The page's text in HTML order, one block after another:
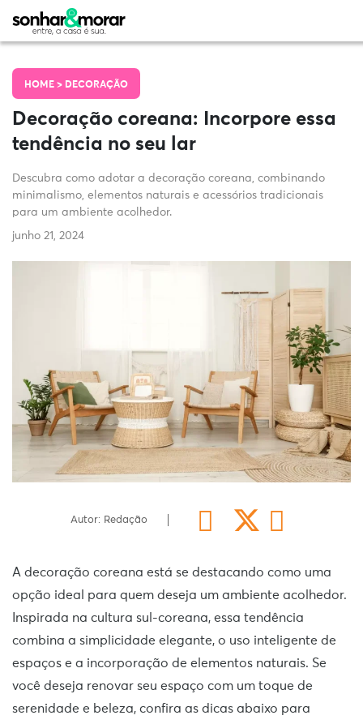
HOME > DECORAÇÃO
Decoração coreana: Incorpore essa
tendência no seu lar
Descubra como adotar a decoração coreana, combinando
minimalismo, elementos naturais e acessórios tradicionais
para um ambiente acolhedor.
junho 21, 2024
Autor: Redação
A decoração coreana está se destacando como uma
opção ideal para quem deseja um ambiente acolhedor.
Inspirada na cultura sul-coreana, essa tendência
combina a simplicidade elegante, o uso inteligente de
espaços e a incorporação de elementos naturais. Se
você deseja renovar seu espaço com um toque de
serenidade e beleza, confira as dicas abaixo para